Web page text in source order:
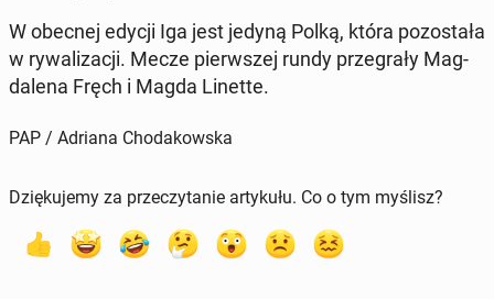
W obecnej edycji Iga jest jedyną Polką, która po­zo­sta­ła
w ry­wa­li­za­cji. Mecze pierw­szej rundy prze­gra­ły Mag­
da­le­na Fręch i Magda Linette.
PAP / Adriana Chodakowska
Dziękujemy za przeczytanie artykułu. Co o tym myślisz?